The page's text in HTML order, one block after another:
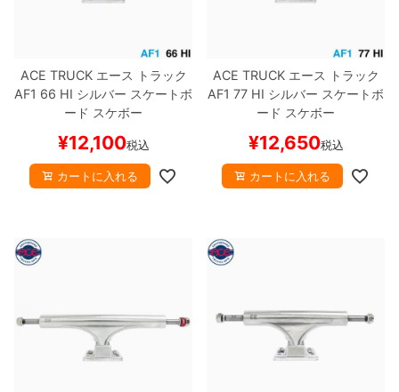
ACE TRUCKエース トラック
AF1 66 HI シルバー スケートボ
ード スケボー
¥12,100税込
カートに入れる
ACE TRUCKエース トラック
AF1 77 HI シルバー スケートボ
ード スケボー
¥12,650税込
カートに入れる